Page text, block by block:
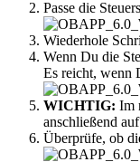
Passe die
Wiederhole
Wenn Du die
Es reicht, wenn
WICHTIG: Im
anschließend
Überprüfe, ob